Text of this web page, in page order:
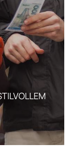
FEIERN IM